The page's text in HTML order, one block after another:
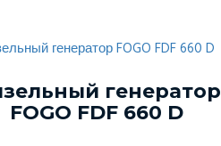
генератор
FOGO FDF 660 D